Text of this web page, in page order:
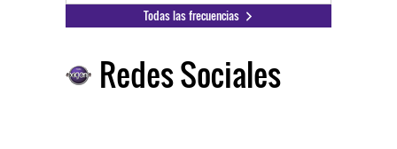
Todas las frecuencias
Redes Sociales